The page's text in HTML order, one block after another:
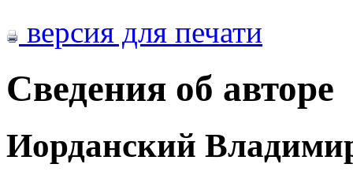
версия для печати
Сведения об авторе
Иорданский